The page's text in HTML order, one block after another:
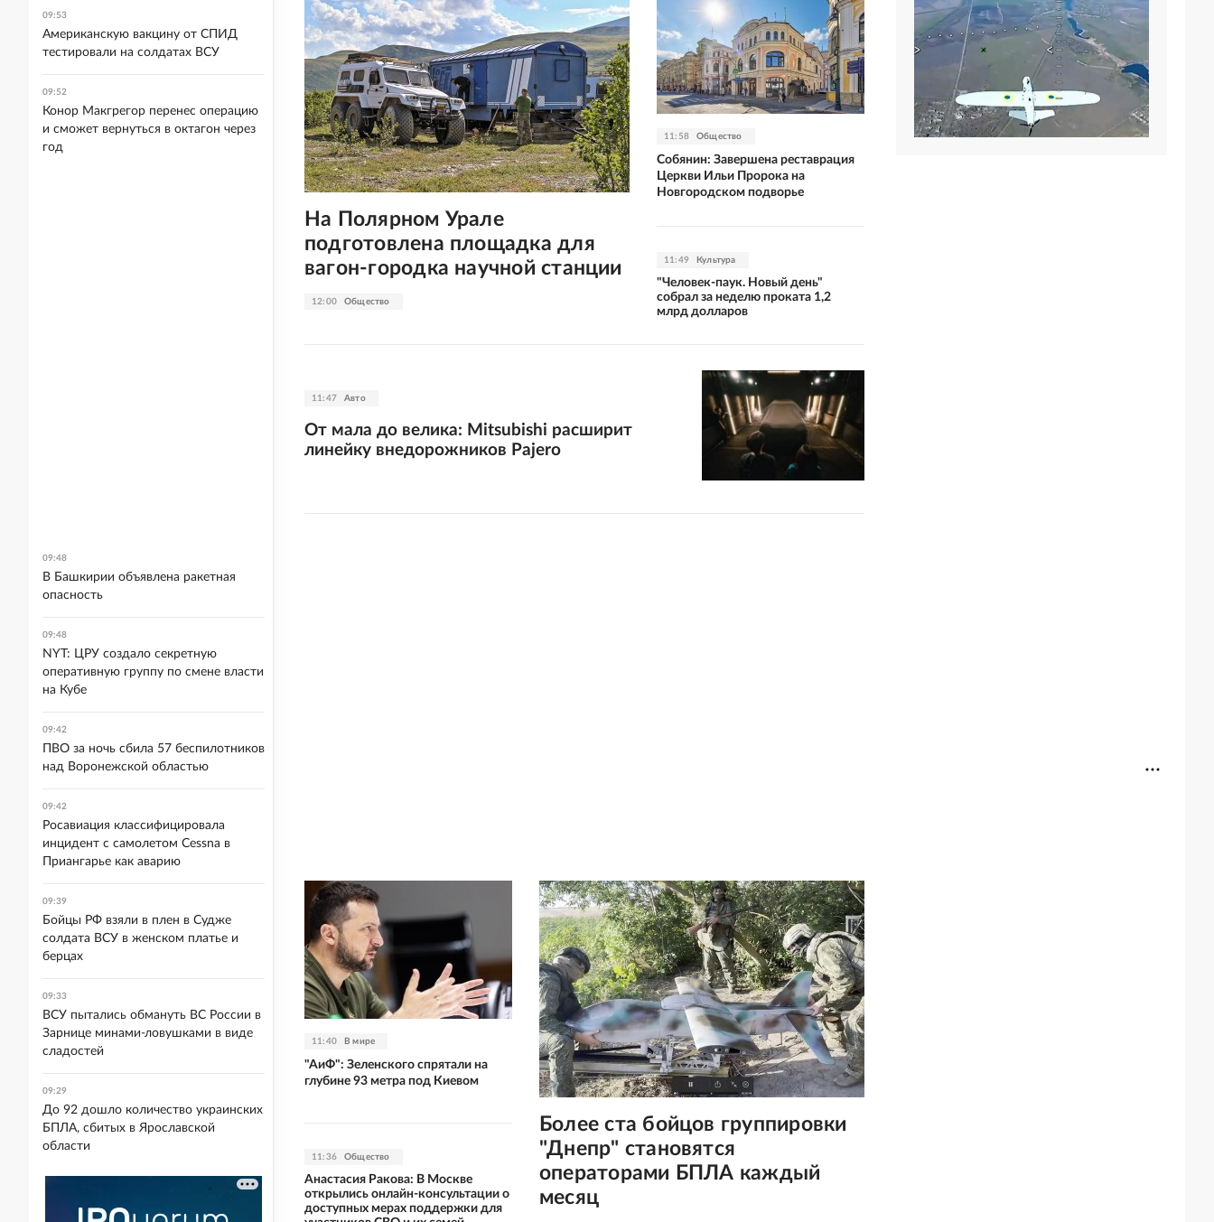
12:00 Общество
На Полярном Урале
подготовлена площадка для
вагон-городка научной станции
11:58 Общество
Собянин: Завершена реставрация
Церкви Ильи Пророка на
Новгородском подворье
11:49 Культура
"Человек-паук. Новый день"
собрал за неделю проката 1,2
млрд долларов
11:47 Авто
От мала до велика: Mitsubishi расширит
линейку внедорожников Pajero
Более ста бойцов группировки
"Днепр" становятся
операторами БПЛА каждый
месяц
11:40 В мире
"АиФ": Зеленского спрятали на
глубине 93 метра под Киевом
11:36 Общество
Анастасия Ракова: В Москве
открылись онлайн-консультации о
доступных мерах поддержки для
09:53
Американскую вакцину от СПИД
тестировали на солдатах ВСУ
09:52
Конор Макгрегор перенес операцию
и сможет вернуться в октагон через
год
09:48
В Башкирии объявлена ракетная
опасность
09:48
NYT: ЦРУ создало секретную
оперативную группу по смене власти
на Кубе
09:42
ПВО за ночь сбила 57 беспилотников
над Воронежской областью
09:42
Росавиация классифицировала
инцидент с самолетом Cessna в
Приангарье как аварию
09:39
Бойцы РФ взяли в плен в Судже
солдата ВСУ в женском платье и
берцах
09:33
ВСУ пытались обмануть ВС России в
Зарнице минами-ловушками в виде
сладостей
09:29
До 92 дошло количество украинских
БПЛА, сбитых в Ярославской
области